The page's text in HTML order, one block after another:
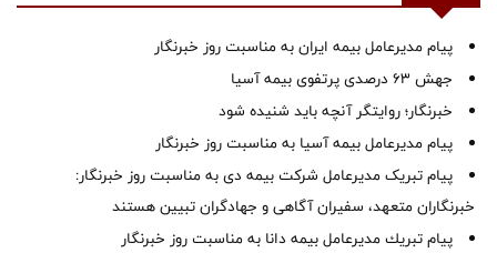
پیام مدیرعامل بیمه ایران به مناسبت روز خبرنگار
جهش ۶۳ درصدی پرتفوی بیمه آسیا
خبرنگار؛ روایتگر آنچه باید شنیده شود
پیام مدیرعامل بیمه آسیا به مناسبت روز خبرنگار
پیام تبریک مدیرعامل شرکت بیمه دی به مناسبت روز خبرنگار:
خبرنگاران متعهد، سفیران آگاهی و جهادگران تبیین هستند
پیام ‌تبریك‌ مدیرعامل بیمه دانا به مناسبت روز خبرنگار